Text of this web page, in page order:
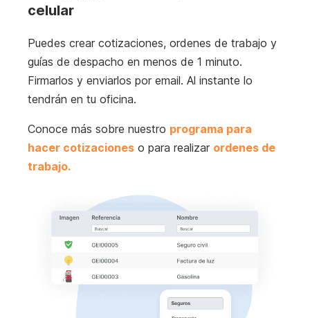
celular
Puedes crear cotizaciones, ordenes de trabajo y
guías de despacho en menos de 1 minuto.
Firmarlos y enviarlos por email. Al instante lo
tendrán en tu oficina.
Conoce más sobre nuestro programa para
hacer cotizaciones o para realizar ordenes de
trabajo.